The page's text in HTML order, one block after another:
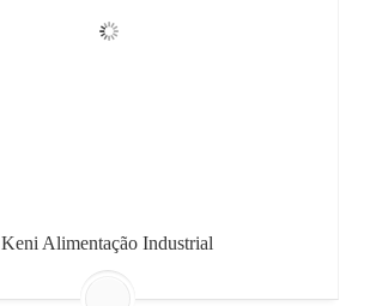
Keni Alimentação Industrial